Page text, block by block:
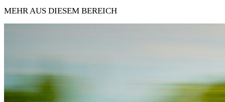
MEHR AUS DIESEM BEREICH